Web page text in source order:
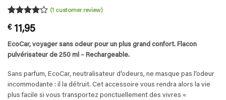
Rated
out of 5
1
customer
rating
(1 customer review)
€11,95
EcoCar, voyager sans odeur pour un plus grand confort. Flacon
pulvérisateur de 250 ml – Rechargeable.
Sans parfum, EcoCar, neutralisateur d’odeurs, ne masque pas l’odeur
incommodante : il la détruit. Cet accessoire vous rendra alors la vie
plus facile si vous transportez ponctuellement des vivres «